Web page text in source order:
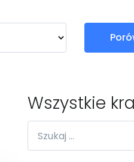
Wszystkie